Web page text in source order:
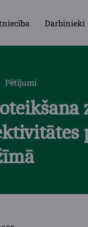
Darbinieki
Pētījumi